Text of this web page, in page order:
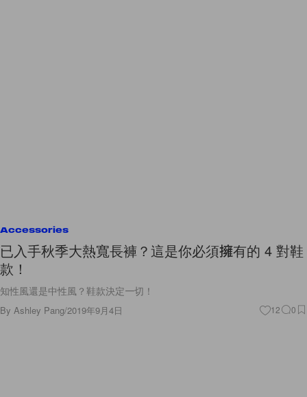
Accessories
已入手秋季大熱寬長褲？這是你必須擁有的 4 對鞋
款！
知性風還是中性風？鞋款決定一切！
By Ashley Pang/2019年9月4日 12 0